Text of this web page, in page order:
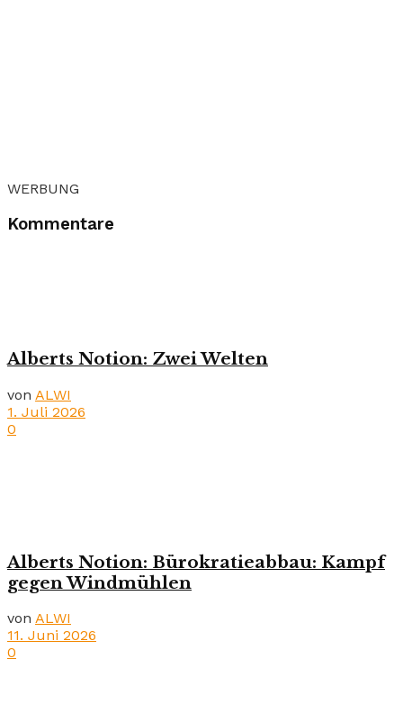
WERBUNG
Kommentare
Alberts Notion: Zwei Welten
von ALWI
1. Juli 2026
0
Alberts Notion: Bürokratieabbau: Kampf
gegen Windmühlen
von ALWI
11. Juni 2026
0